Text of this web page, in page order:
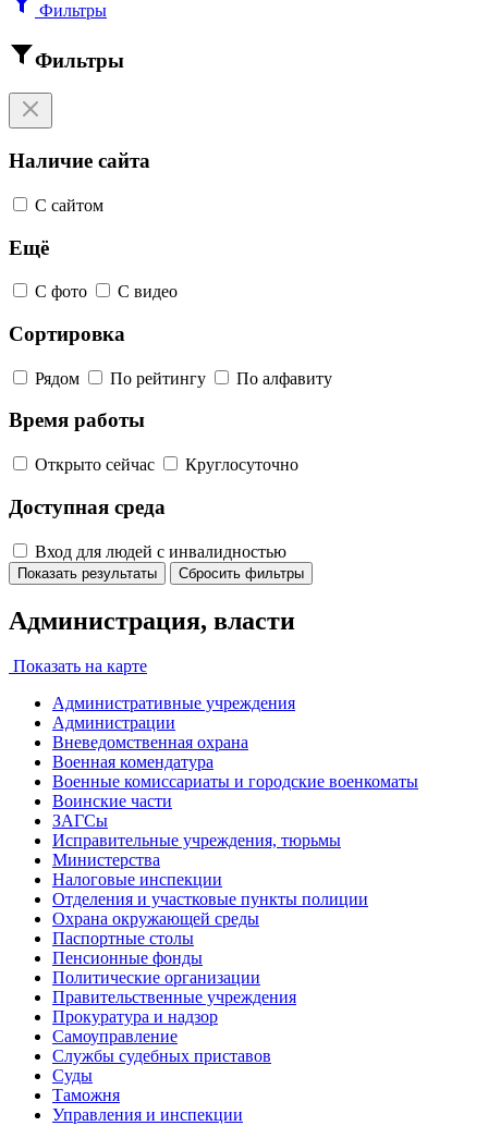
Фильтры
Фильтры
Наличие сайта
С сайтом
Ещё
С фото С видео
Сортировка
Рядом По рейтингу По алфавиту
Время работы
Открыто сейчас Круглосуточно
Доступная среда
Вход для людей с инвалидностью
Показать результаты Сбросить фильтры
Администрация, власти
Показать на карте
Административные учреждения
Администрации
Вневедомственная охрана
Военная комендатура
Военные комиссариаты и городские военкоматы
Воинские части
ЗАГСы
Исправительные учреждения, тюрьмы
Министерства
Налоговые инспекции
Отделения и участковые пункты полиции
Охрана окружающей среды
Паспортные столы
Пенсионные фонды
Политические организации
Правительственные учреждения
Прокуратура и надзор
Самоуправление
Службы судебных приставов
Суды
Таможня
Управления и инспекции